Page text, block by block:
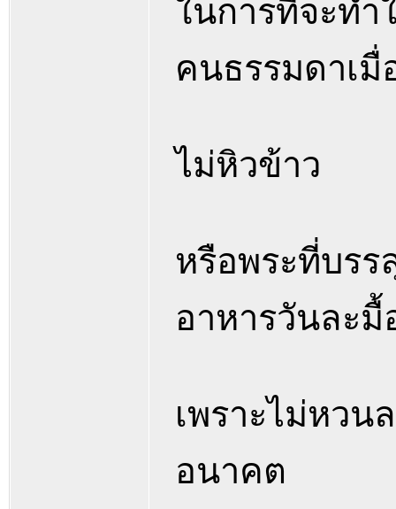
ในการที่จะทำ
คนธรรมดาเมื่
ไม่หิวข้าว
หรือพระที่บร
อาหารวันละ
เพราะไม่หวน
อนาคต